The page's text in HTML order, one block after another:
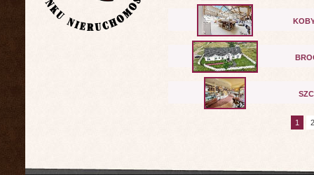
1 2